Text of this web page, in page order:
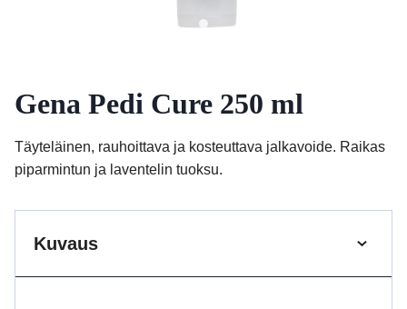
Gena Pedi Cure 250 ml
Täyteläinen, rauhoittava ja kosteuttava jalkavoide. Raikas
piparmintun ja laventelin tuoksu.
Kuvaus